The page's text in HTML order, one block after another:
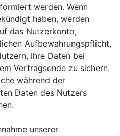
werden. Wenn
haben, werden
das Nutzerkonto,
Aufbewahrungspflicht,
ihre Daten bei
Vertragsende zu sichern.
während der
Daten des Nutzers
unserer